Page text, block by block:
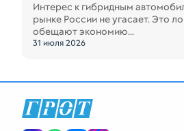
Интерес к гибридным
рынке России не угасает. Это
обещают экономию...
31 июля 2026